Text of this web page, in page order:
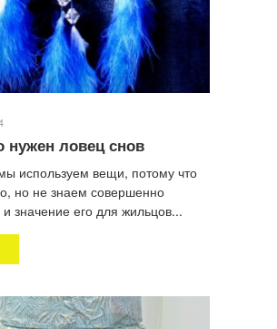
нужен ловец снов
используем вещи, потому что
но не знаем совершенно
значение его для жильцов...